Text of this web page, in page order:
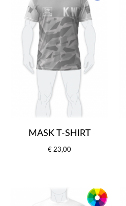
MASK T-SHIRT
€ 23,00